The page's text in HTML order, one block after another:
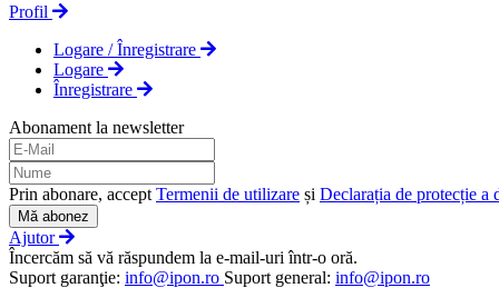
Profil
Logare / Înregistrare
Logare
Înregistrare
Abonament la newsletter
Prin abonare, accept Termenii de utilizare și Declarația de protecție a
Mă abonez
Ajutor
Încercăm să vă răspundem la e-mail-uri într-o oră.
Suport garanţie: info@ipon.ro Suport general: info@ipon.ro